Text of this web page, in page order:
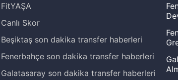
FitYAŞA
Canlı Skor
Beşiktaş son dakika transfer haberleri
Fenerbahçe son dakika transfer haberleri
Galatasaray son dakika transfer haberleri